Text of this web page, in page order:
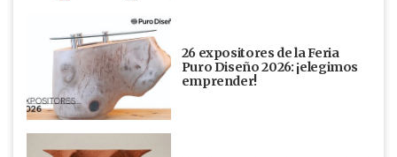
26 expositores de la Feria
Puro Diseño 2026: ¡elegimos
emprender!